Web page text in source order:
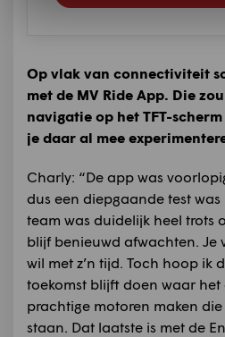
Op vlak van connectiviteit
met de MV Ride App. Die
navigatie op het TFT-
je daar al mee
Charly: “De app was
dus een diepgaande test
team was duidelijk heel trots
blijf benieuwd afwachten. Je
wil met z’n tijd. Toch hoop ik
toekomst blijft doen waar het
prachtige motoren maken
staan. Dat laatste is met de